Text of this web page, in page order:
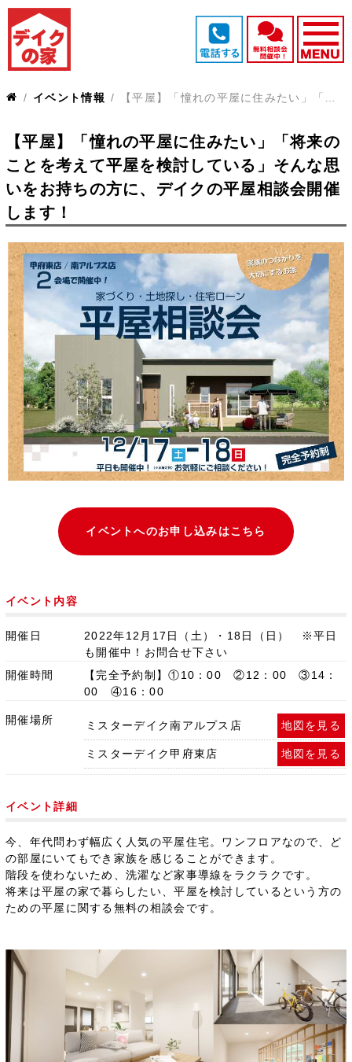
イベント情報 【平屋】「憧れの平屋に住みたい」「将来のことを考えて平屋を検討している」そんな思いをお持ちの方に、デイクの平屋相談会開催します！
【平屋】「憧れの平屋に住みたい」「将来の
ことを考えて平屋を検討している」そんな思
いをお持ちの方に、デイクの平屋相談会開催
します！
イベントへのお申し込みはこちら
イベント内容
開催日
2022年12月17日（土）・18日（日） ※平日
も開催中！お問合せ下さい
開催時間
【完全予約制】①10：00 ②12：00 ③14：
00 ④16：00
開催場所 ミスターデイク南アルプス店 地図を見る
ミスターデイク甲府東店 地図を見る
イベント詳細
今、年代問わず幅広く人気の平屋住宅。 ワンフロアなので、ど
の部屋にいてもでき家族を感じることができます。
階段を使わないため、洗濯など家事導線をラクラクです。
将来は平屋の家で暮らしたい、平屋を検討しているという方の
ための平屋に関する無料の相談会です。